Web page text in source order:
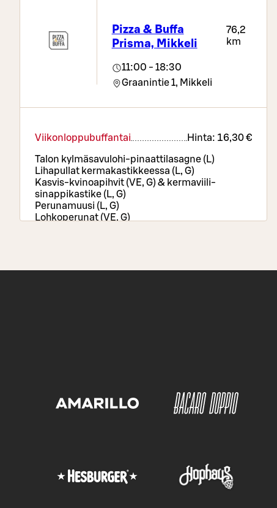
Pizza & Buffa
Prisma, Mikkeli
76,2
km
11:00 - 18:30
Graanintie 1, Mikkeli
Viikonloppubuffantai Hinta: 16,30 €
Talon kylmäsavulohi-pinaattilasagne (L)
Lihapullat kermakastikkeessa (L, G)
Kasvis-kvinoapihvit (VE, G) & kermaviili-
sinappikastike (L, G)
Perunamuusi (L, G)
Lohkoperunat (VE, G)